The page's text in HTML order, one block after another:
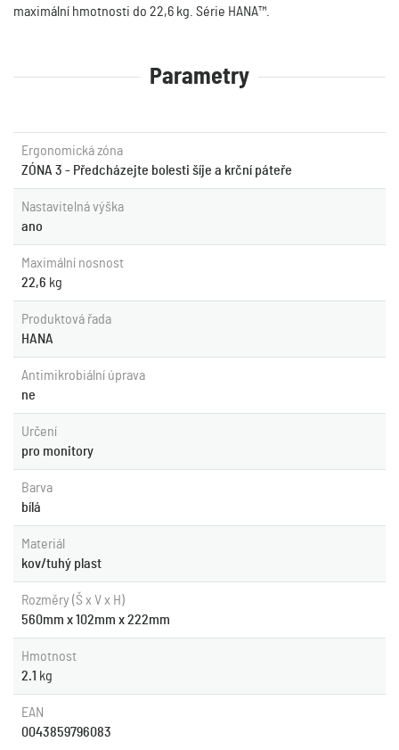
maximální hmotnosti do 22,6 kg. Série HANA™.
Parametry
Ergonomická zóna
ZÓNA 3 - Předcházejte bolesti šíje a krční páteře
Nastavitelná výška
ano
Maximální nosnost
22,6 kg
Produktová řada
HANA
Antimikrobiální úprava
ne
Určení
pro monitory
Barva
bílá
Materiál
kov/tuhý plast
Rozměry (Š x V x H)
560mm x 102mm x 222mm
Hmotnost
2.1 kg
EAN
0043859796083